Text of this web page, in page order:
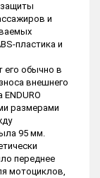
и
пластика и
обычно в
внешнего
размерами
95 мм.
переднее
мотоциклов,